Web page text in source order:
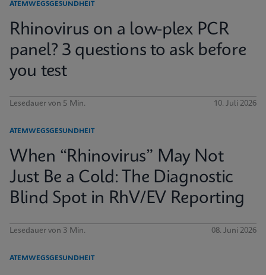
ATEMWEGSGESUNDHEIT
Rhinovirus on a low-plex PCR
panel? 3 questions to ask before
you test
Lesedauer von 5 Min. 10. Juli 2026
ATEMWEGSGESUNDHEIT
When “Rhinovirus” May Not
Just Be a Cold: The Diagnostic
Blind Spot in RhV/EV Reporting
Lesedauer von 3 Min. 08. Juni 2026
ATEMWEGSGESUNDHEIT